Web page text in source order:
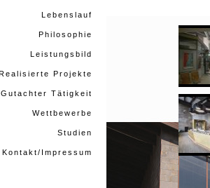
Lebenslauf
Philosophie
Leistungsbild
Projekte
Gutachter Tätigkeit
Wettbewerbe
Studien
Kontakt/Impressum